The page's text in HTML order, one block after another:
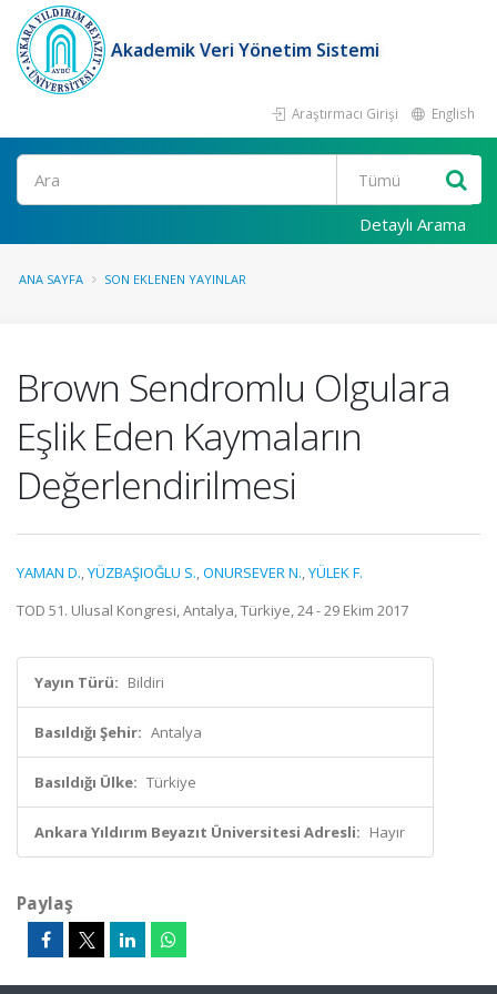
Akademik Veri Yönetim Sistemi
Araştırmacı Girişi English
Ara
Detaylı Arama
ANA SAYFA SON EKLENEN YAYINLAR
Brown Sendromlu Olgulara
Eşlik Eden Kaymaların
Değerlendirilmesi
YAMAN D.,YÜZBAŞIOĞLU S.,ONURSEVER N.,YÜLEK F.
TOD 51. Ulusal Kongresi, Antalya, Türkiye, 24 - 29 Ekim 2017
Yayın Türü: Bildiri
Basıldığı Şehir: Antalya
Basıldığı Ülke: Türkiye
Ankara Yıldırım Beyazıt Üniversitesi Adresli: Hayır
Paylaş